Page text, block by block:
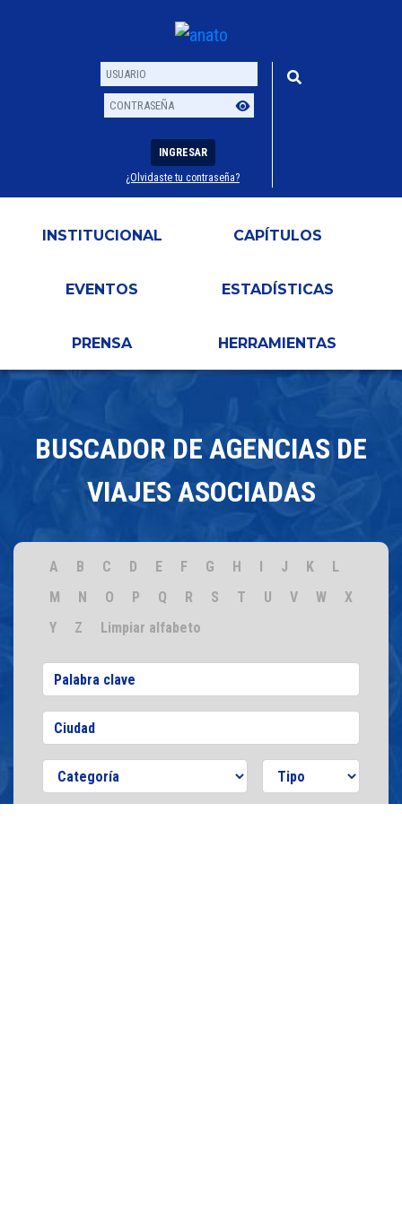
Usuario
Contraseña
INGRESAR
¿Olvidaste tu contraseña?
INSTITUCIONAL CAPÍTULOS
EVENTOS ESTADÍSTICAS
PRENSA HERRAMIENTAS
BUSCADOR DE AGENCIAS DE
VIAJES ASOCIADAS
A B C D E F G H J K
L
M
N O P Q R S T U V W
X
Y
Z Limpiar alfabeto